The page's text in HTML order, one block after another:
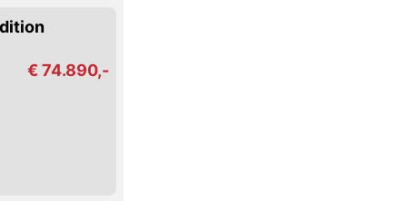
€ 74.890,-